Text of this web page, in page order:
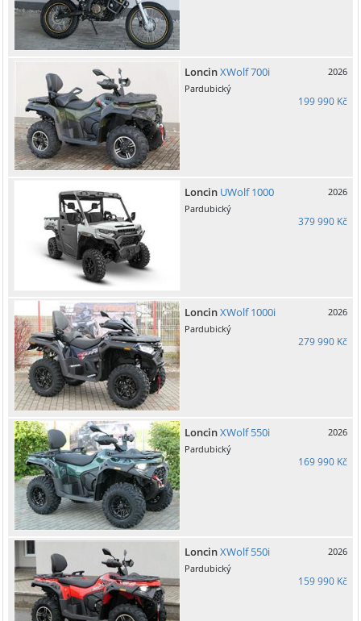
LoncinXWolf 700i
2026
Pardubický
199 990 Kč
Loncin UWolf 1000
2026
Pardubický
379 990 Kč
LoncinXWolf 1000i
2026
Pardubický
279 990 Kč
LoncinXWolf 550i
2026
Pardubický
169 990 Kč
LoncinXWolf 550i
2026
Pardubický
159 990 Kč